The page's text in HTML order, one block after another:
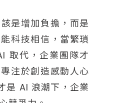
是增加負擔，而是
科技相信，當繁瑣
取代，企業團隊才
注於創造感動人心
AI 浪潮下，企業